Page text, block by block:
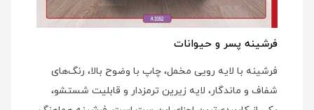
فرشینه پسر و حیوانات
فرشینه با لایه رویی مخمل، چاپ با وضوح بالا، رنگ‌های
شفاف و ماندگار، لایه زیرین ترمزدار و قابلیت شستشو،